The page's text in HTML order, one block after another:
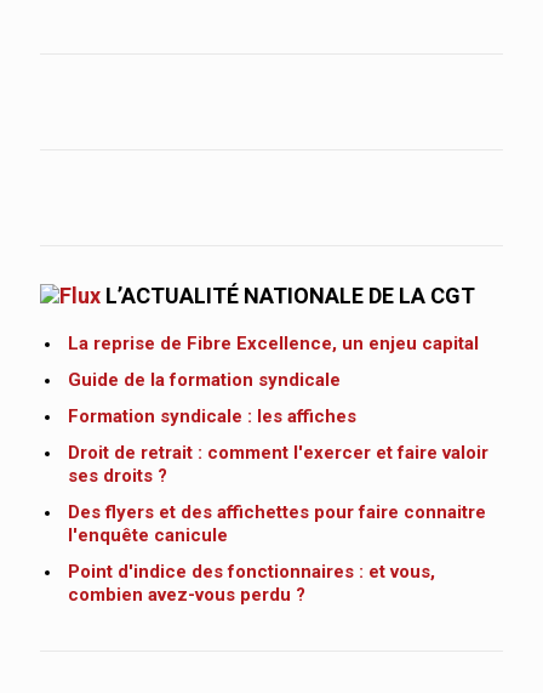
L’ACTUALITÉ NATIONALE DE LA CGT
La reprise de Fibre Excellence, un enjeu capital
Guide de la formation syndicale
Formation syndicale : les affiches
Droit de retrait : comment l'exercer et faire valoir
ses droits ?
Des flyers et des affichettes pour faire connaitre
l'enquête canicule
Point d'indice des fonctionnaires : et vous,
combien avez-vous perdu ?